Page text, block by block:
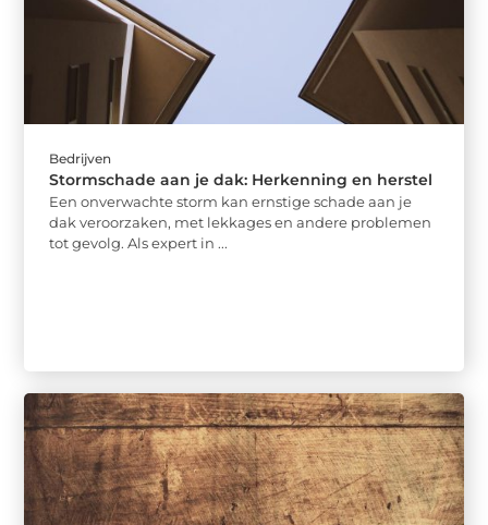
Bedrijven
Stormschade aan je dak: Herkenning en herstel
Een onverwachte storm kan ernstige schade aan je
dak veroorzaken, met lekkages en andere problemen
tot gevolg. Als expert in ...